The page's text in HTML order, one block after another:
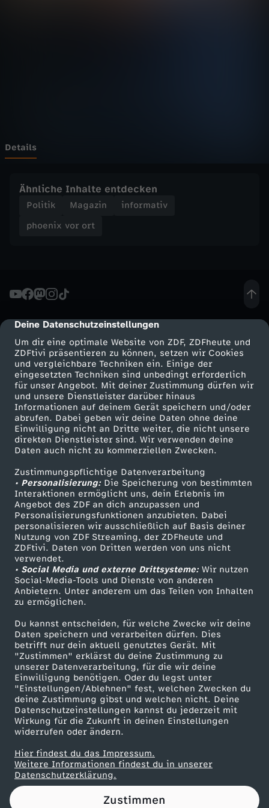
cmp-dialog-description
Deine Datenschutzeinstellungen
Um dir eine optimale Website von ZDF, ZDFheute und
ZDFtivi präsentieren zu können, setzen wir Cookies
und vergleichbare Techniken ein. Einige der
eingesetzten Techniken sind unbedingt erforderlich
für unser Angebot. Mit deiner Zustimmung dürfen wir
und unsere Dienstleister darüber hinaus
Informationen auf deinem Gerät speichern und/oder
abrufen. Dabei geben wir deine Daten ohne deine
Einwilligung nicht an Dritte weiter, die nicht unsere
direkten Dienstleister sind. Wir verwenden deine
Daten auch nicht zu kommerziellen Zwecken.
Zustimmungspflichtige Datenverarbeitung
• Personalisierung:Die Speicherung von bestimmten
Interaktionen ermöglicht uns, dein Erlebnis im
Angebot des ZDF an dich anzupassen und
Personalisierungsfunktionen anzubieten. Dabei
personalisieren wir ausschließlich auf Basis deiner
Nutzung von ZDF Streaming, der ZDFheute und
ZDFtivi. Daten von Dritten werden von uns nicht
verwendet.
• Social Media und externe Drittsysteme:Wir nutzen
Social-Media-Tools und Dienste von anderen
Anbietern. Unter anderem um das Teilen von Inhalten
zu ermöglichen.
Du kannst entscheiden, für welche Zwecke wir deine
Daten speichern und verarbeiten dürfen. Dies
betrifft nur dein aktuell genutztes Gerät. Mit
"Zustimmen" erklärst du deine Zustimmung zu
unserer Datenverarbeitung, für die wir deine
Einwilligung benötigen. Oder du legst unter
"Einstellungen/Ablehnen" fest, welchen Zwecken du
deine Zustimmung gibst und welchen nicht. Deine
Datenschutzeinstellungen kannst du jederzeit mit
Wirkung für die Zukunft in deinen Einstellungen
widerrufen oder ändern.
Hier findest du das Impressum.
Weitere Informationen findest du in unserer
Datenschutzerklärung.
Zustimmen
t
P
f
.
S
c
h
r
ö
d
e
r
z
u
r
N
G
O
-
A
Details
Ähnliche Inhalte entdecken
Politik Magazin
informativ
phoenix vor ort
Mehr ZDF
ZDF-Apps
Smart TV
ZDFtext
Livestreams
Sendungen A-Z
TV-Programm
Service
ZDFmitreden
Kontakt zum ZDF
Tickets
Zuschauerservice
Hilfe
ZDF Unternehmen
Karriere
ZDF goes Schule
Werbefernsehen
Mainzelmännchen
Partner